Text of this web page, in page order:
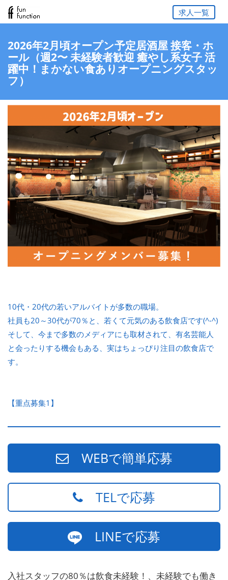
求人一覧
2026年2月頃オープン予定居酒屋 接客・ホ
ール（週2〜 未経験者歓迎 癒やし系女子 活
躍中！まかない食ありオープニングスタッ
フ）
10代・20代の若いアルバイトが多数の職場。
社員も20～30代が70％と、若くて元気のある飲食店です(^-^)
そして、今まで多数のメディアにも取材されて、有名芸能人
と会ったりする機会もある、実はちょっぴり注目の飲食店で
す。
【重点募集1】
WEBで簡単応募
TELで応募
LINEで応募
入社スタッフの80％は飲食未経験！、未経験でも働き